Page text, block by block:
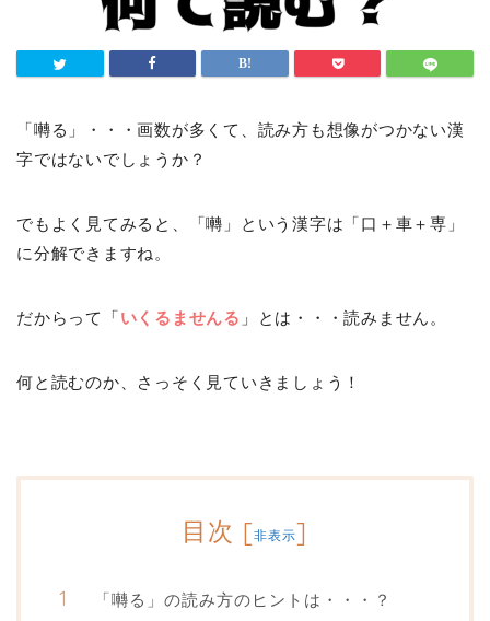
「囀る」・・・画数が多くて、読み方も想像がつかない漢
字ではないでしょうか？
でもよく見てみると、「囀」という漢字は「口＋車＋専」
に分解できますね。
だからって「いくるませんる 」とは・・・読みません。
何と読むのか、さっそく見ていきましょう！
目次 [非表示]
「囀る」の読み方のヒントは・・・？